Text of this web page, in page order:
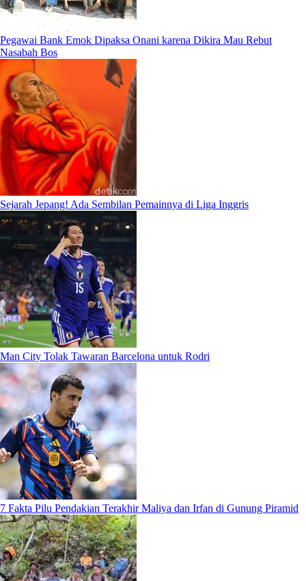
Pegawai Bank Emok Dipaksa Onani karena Dikira Mau Rebut
Nasabah Bos
Sejarah Jepang! Ada Sembilan Pemainnya di Liga Inggris
Man City Tolak Tawaran Barcelona untuk Rodri
7 Fakta Pilu Pendakian Terakhir Maliya dan Irfan di Gunung Piramid